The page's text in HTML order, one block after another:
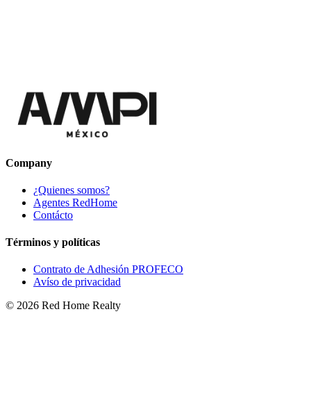
Company
¿Quienes somos?
Agentes RedHome
Contácto
Términos y políticas
Contrato de Adhesión PROFECO
Avíso de privacidad
© 2026 Red Home Realty